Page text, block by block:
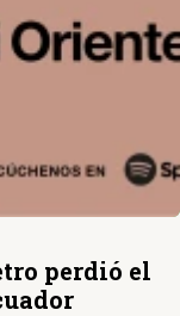
perdió el